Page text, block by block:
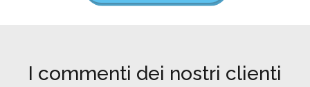
I commenti dei nostri clienti